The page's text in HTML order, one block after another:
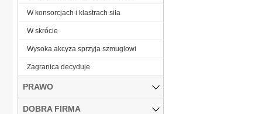
W konsorcjach i klastrach siła
W skrócie
Wysoka akcyza sprzyja szmuglowi
Zagranica decyduje
PRAWO
DOBRA FIRMA